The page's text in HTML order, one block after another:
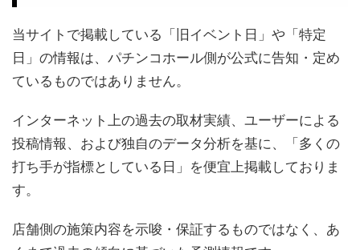
当サイトで掲載している「旧イベント日」や「特定
日」の情報は、パチンコホール側が公式に告知・定め
ているものではありません。
インターネット上の過去の取材実績、ユーザーによる
投稿情報、および独自のデータ分析を基に、「多くの
打ち手が指標としている日」を便宜上掲載しておりま
す。
店舗側の施策内容を示唆・保証するものではなく、あ